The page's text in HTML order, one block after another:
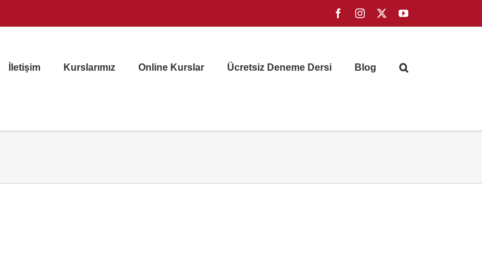
FacebookInstagram YouTube
İletişim Kurslarımız Online Kurslar Ücretsiz Deneme Dersi Blog